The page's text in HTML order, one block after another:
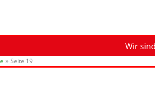
Wir sind
Seite 19